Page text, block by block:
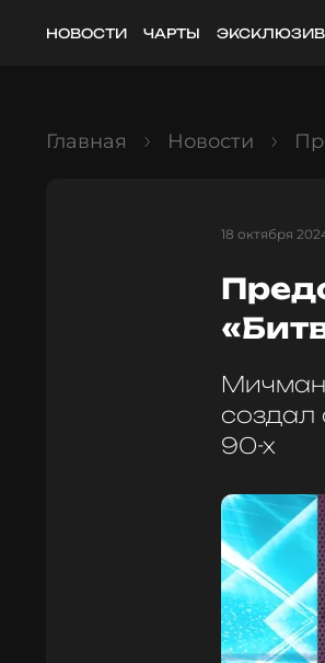
НОВОСТИ ЧАРТЫ
Главная Новости
18 октября
создал
90-х